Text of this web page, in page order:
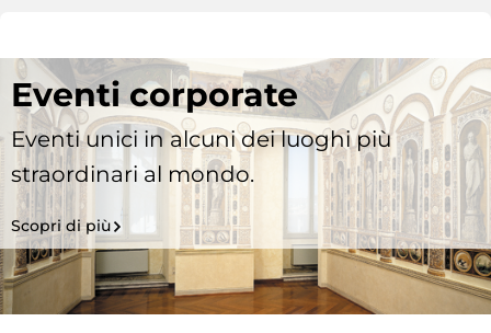
Eventi corporate
Eventi unici in alcuni dei luoghi più
straordinari al mondo.
Scopri di più